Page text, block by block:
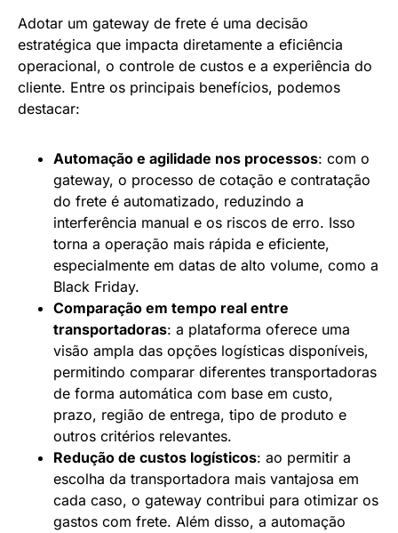
Adotar um gateway de frete é uma decisão
estratégica que impacta diretamente a eficiência
operacional, o controle de custos e a experiência do
cliente. Entre os principais benefícios, podemos
destacar:
Automação e agilidade nos processos: com o
gateway, o processo de cotação e contratação
do frete é automatizado, reduzindo a
interferência manual e os riscos de erro. Isso
torna a operação mais rápida e eficiente,
especialmente em datas de alto volume, como a
Black Friday.
Comparação em tempo real entre
transportadoras: a plataforma oferece uma
visão ampla das opções logísticas disponíveis,
permitindo comparar diferentes transportadoras
de forma automática com base em custo,
prazo, região de entrega, tipo de produto e
outros critérios relevantes.
Redução de custos logísticos: ao permitir a
escolha da transportadora mais vantajosa em
cada caso, o gateway contribui para otimizar os
gastos com frete. Além disso, a automação